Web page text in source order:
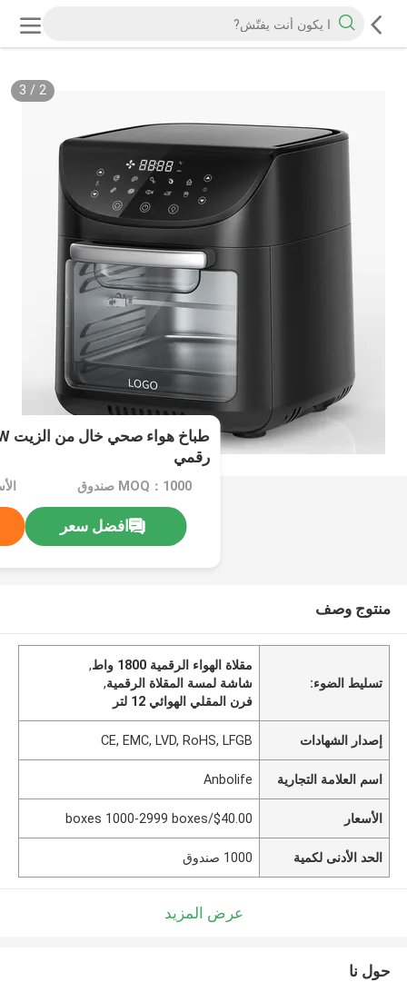
2
/
3
رقمي
MOQ：1000 صندوق
افضل سعر
منتوج وصف
تسليط الضوء:
مقلاة الهواء الرقمية 1800 واط
,
شاشة لمسة المقلاة الرقمية,
فرن المقلي الهوائي 12 لتر
إصدار الشهادات CE, EMC, LVD, RoHS, LFGB
اسم العلامة التجارية Anbolife
الأسعار $40.00/boxes 1000-2999 boxes
الحد الأدنى لكمية 1000 صندوق
عرض المزيد
حول نا